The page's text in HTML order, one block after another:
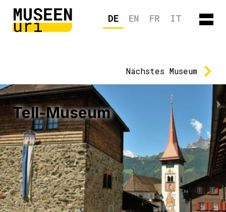
DE EN FR IT
Nächstes Museum
Tell-Museum